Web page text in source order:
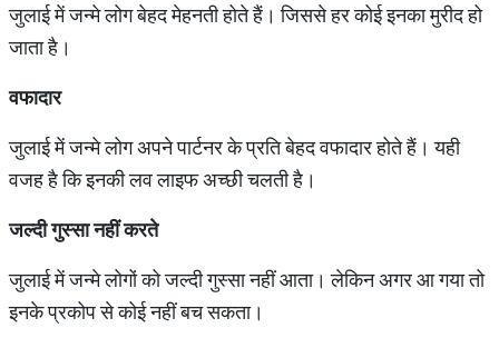
जुलाई में जन्मे लोग बेहद मेहनती होते हैं। जिससे हर कोई इनका मुरीद हो
जाता है।
वफादार
जुलाई में जन्मे लोग अपने पार्टनर के प्रति बेहद वफादार होते हैं। यही
वजह है कि इनकी लव लाइफ अच्छी चलती है।
जल्दी गुस्सा नहीं करते
जुलाई में जन्मे लोगों को जल्दी गुस्सा नहीं आता। लेकिन अगर आ गया तो
इनके प्रकोप से कोई नहीं बच सकता।